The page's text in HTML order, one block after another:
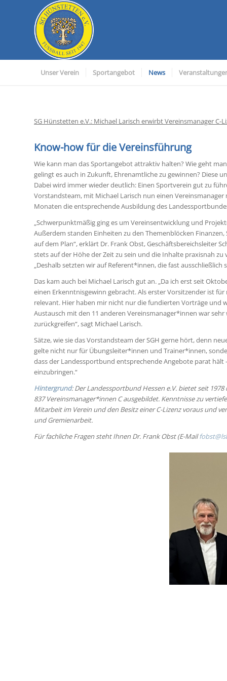
Unser Verein Sportangebot News
SG Hünstetten e.V.: Michael Larisch erwirbt Vereinsmanager C-
Know-how für die Vereinsführung
Wie kann man das Sportangebot attraktiv halten? Wie geht
gelingt es auch in Zukunft, Ehrenamtliche zu gewinnen? Diese
Dabei wird immer wieder deutlich: Einen Sportverein gut zu
Vorstandsteam, mit Michael Larisch nun einen
Monaten die entsprechende Ausbildung des
„Schwerpunktmäßig ging es um Vereinsentwicklung und
Außerdem standen Einheiten zu den Themenblöcken
auf dem Plan“, erklärt Dr. Frank Obst, Geschäftsbereichsleiter
stets auf der Höhe der Zeit zu sein und die Inhalte praxisnah
„Deshalb setzten wir auf Referent*innen, die fast
Das kam auch bei Michael Larisch gut an. „Da ich erst seit
einen Erkenntnisgewinn gebracht. Als erster Vorsitzender ist
relevant. Hier haben mir nicht nur die fundierten Vorträge und
Austausch mit den 11 anderen Vereinsmanager*innen war
zurückgreifen“, sagt Michael Larisch.
Sätze, wie sie das Vorstandsteam der SGH gerne hört, denn
gelte nicht nur für Übungsleiter*innen und Trainer*innen,
dass der Landessportbund entsprechende Angebote parat hält
einzubringen.“
Hintergrund: Der Landessportbund Hessen e.V. bietet seit
837 Vereinsmanager*innen C ausgebildet. Kenntnisse zu
Mitarbeit im Verein und den Besitz einer C-Lizenz voraus und
und Gremienarbeit.
Für fachliche Fragen steht Ihnen Dr. Frank Obst (E-Mail